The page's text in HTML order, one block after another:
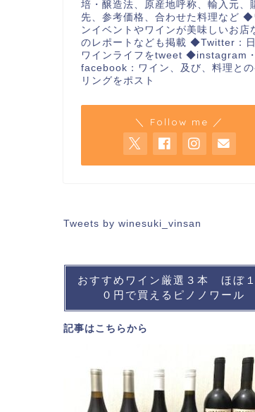
培・醸造法、原産地呼称、輸入元、
先、参考価格、合わせた料理など ◆
ンイベントやワインが美味しいお店
のレポートなども掲載 ◆Twitter：
ワインライフをtweet ◆instagram・
facebook：ワイン、及び、料理との
リングをポスト
＼ Follow me ／
Tweets by winesuki_vinsan
おすすめワイン厳選３本 ほぼ
０円で買えるピノノワール
記事はこちらから